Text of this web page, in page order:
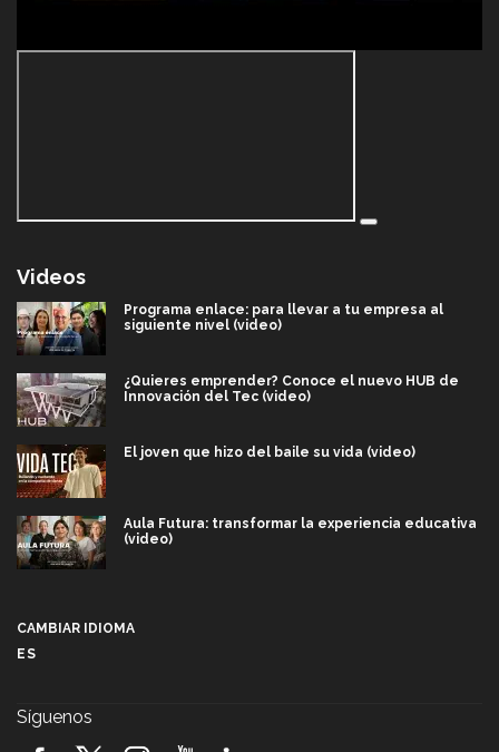
Videos
Programa enlace: para llevar a tu empresa al
siguiente nivel (video)
¿Quieres emprender? Conoce el nuevo HUB de
Innovación del Tec (video)
El joven que hizo del baile su vida (video)
Aula Futura: transformar la experiencia educativa
(video)
CAMBIAR IDIOMA
ES
Síguenos